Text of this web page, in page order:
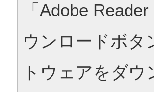
「Adobe
ウンロードボタ
トウェアをダ